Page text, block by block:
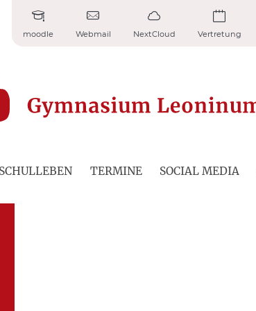
moodle Webmail NextCloud Vertretung
SCHULLEBEN TERMINE SOCIAL MEDIA